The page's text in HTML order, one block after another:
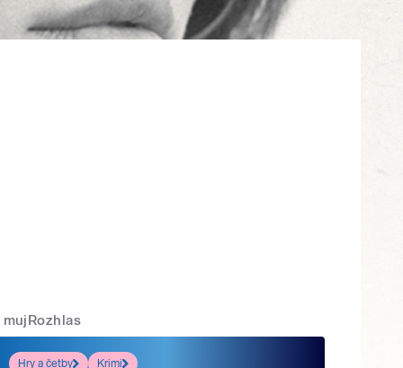
mujRozhlas
Hry a četby Krimi